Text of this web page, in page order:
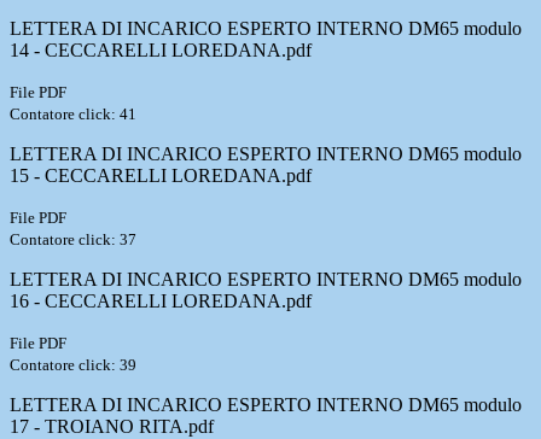
LETTERA DI INCARICO ESPERTO INTERNO DM65 modulo
14 - CECCARELLI LOREDANA.pdf
File PDF
Contatore click: 41
LETTERA DI INCARICO ESPERTO INTERNO DM65 modulo
15 - CECCARELLI LOREDANA.pdf
File PDF
Contatore click: 37
LETTERA DI INCARICO ESPERTO INTERNO DM65 modulo
16 - CECCARELLI LOREDANA.pdf
File PDF
Contatore click: 39
LETTERA DI INCARICO ESPERTO INTERNO DM65 modulo
17 - TROIANO RITA.pdf